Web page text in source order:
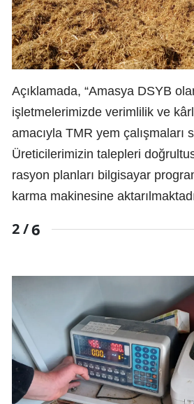
Açıklamada, “Amasya DSYB
işletmelerimizde verimlilik ve
amacıyla TMR yem çalışmaları
Üreticilerimizin talepleri
rasyon planları bilgisayar
karma makinesine
2 /6